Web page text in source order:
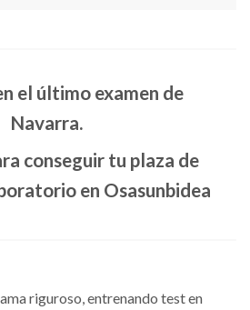
el último examen de
Navarra.
conseguir tu plaza de
en Osasunbidea
riguroso, entrenando test en